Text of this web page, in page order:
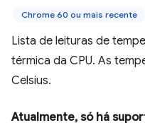
Chrome 60 ou mais recente
Lista de leituras de
térmica da CPU. As
Celsius.
Atualmente, só há